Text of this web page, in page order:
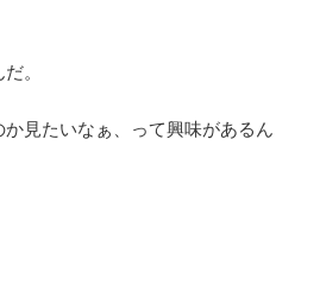
。
見たいなぁ、って興味があるん